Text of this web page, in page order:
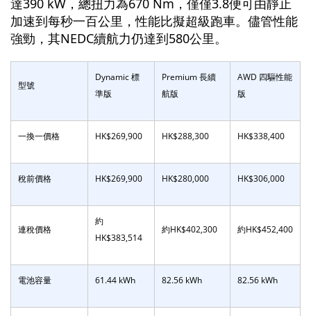
達390 kW，總扭力為670 Nm，僅僅3.8便可由靜止
加速到每秒一百公里，性能比擬超級跑車。儘管性能
強勁，其NEDC續航力仍達到580公里。
型號
Dynamic 標
準版
Premium 長續
航版
AWD 四驅性能
版
一換一價格 HK$269,900 HK$288,300 HK$338,400
稅前價格 HK$269,900 HK$280,000 HK$306,000
連稅價格
約
HK$383,514
約HK$402,300 約HK$452,400
電池容量 61.44 kWh 82.56 kWh 82.56 kWh